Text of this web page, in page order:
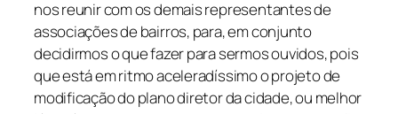
nos reunir com os demais representantes de
associações de bairros, para, em conjunto
decidirmos o que fazer para sermos ouvidos, pois
que está em ritmo aceleradíssimo o projeto de
modificação do plano diretor da cidade, ou melhor